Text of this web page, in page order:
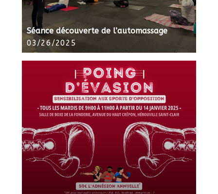
Séance découverte de l’automassage
03/26/2025